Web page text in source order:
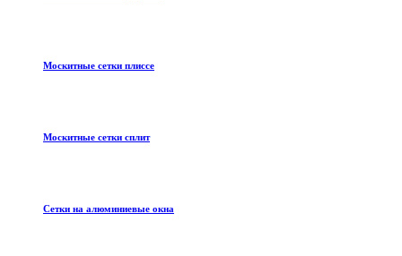
Москитные сетки плиссе
Москитные сетки сплит
Сетки на алюминиевые окна